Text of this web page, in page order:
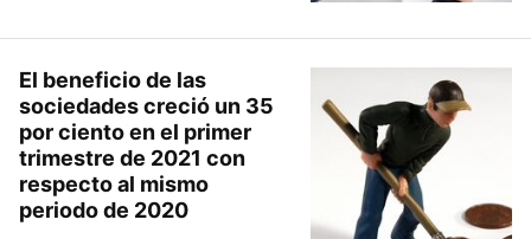
El beneficio de las
sociedades creció un 35
por ciento en el primer
trimestre de 2021 con
respecto al mismo
periodo de 2020